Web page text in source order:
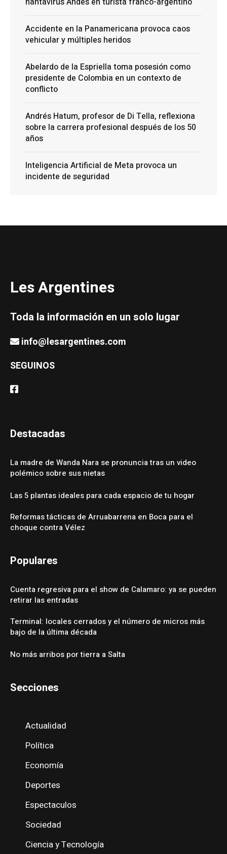
Accidente en la Panamericana provoca caos
vehicular y múltiples heridos
Abelardo de la Espriella toma posesión como
presidente de Colombia en un contexto de
conflicto
Andrés Hatum, profesor de Di Tella, reflexiona
sobre la carrera profesional después de los 50
años
Inteligencia Artificial de Meta provoca un
incidente de seguridad
Les Argentines
Toda la información en un solo lugar
info@lesargentines.com
SEGUINOS
Destacadas
La madre de Wanda Nara se pronuncia tras un video
polémico sobre sus nietas
Las 5 plantas ideales para cada espacio de tu hogar
Reformas tácticas de Arruabarrena en Boca para el
choque contra Vélez
Populares
Cuenta regresiva para el show de Calamaro: ya se pueden
retirar las entradas
Terminal: locales cerrados y el número de micros más
bajo de la última década
No más arribos por tierra a Salta
Secciones
Actualidad
Política
Economía
Deportes
Espectaculos
Sociedad
Ciencia y Tecnología